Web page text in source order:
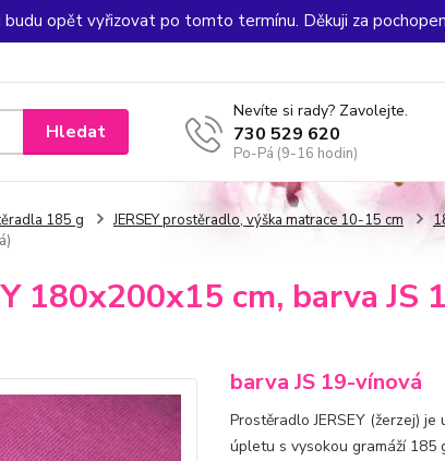
opět vyřizovat po tomto termínu. Děkuji za
Hledat
Nevíte si rady? Zavolejte.
730 529 620
Po-Pá (9-16 hodin)
185 g JERSEY prostěradlo, výška matrace 10-15 cm
180x200x15 cm, barva JS
barva JS 19-vínová
Prostěradlo JERSEY (žerzej)
úpletu s vysokou gramáží 185